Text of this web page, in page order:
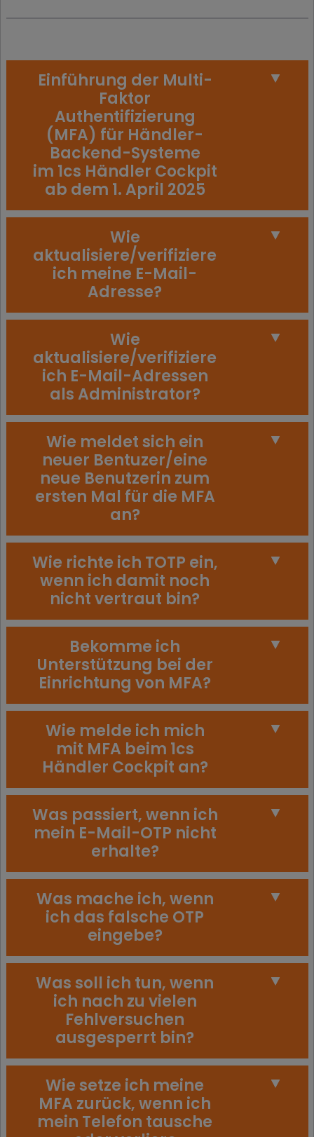
Einführung der Multi-
Faktor
Authentifizierung
(MFA) für Händler-
Backend-Systeme
im 1cs Händler Cockpit
ab dem 1. April 2025
Wie
aktualisiere/verifiziere
ich meine E-Mail-
Adresse?
Wie
aktualisiere/verifiziere
ich E-Mail-Adressen
als Administrator?
Wie meldet sich ein
neuer Bentuzer/eine
neue Benutzerin zum
ersten Mal für die MFA
an?
Wie richte ich TOTP ein,
wenn ich damit noch
nicht vertraut bin?
Bekomme ich
Unterstützung bei der
Einrichtung von MFA?
Wie melde ich mich
mit MFA beim 1cs
Händler Cockpit an?
Was passiert, wenn ich
mein E-Mail-OTP nicht
erhalte?
Was mache ich, wenn
ich das falsche OTP
eingebe?
Was soll ich tun, wenn
ich nach zu vielen
Fehlversuchen
ausgesperrt bin?
Wie setze ich meine
MFA zurück, wenn ich
mein Telefon tausche